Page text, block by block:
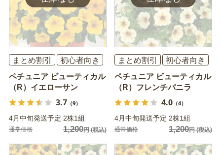
まとめ割引
初心者向き
ペチュニア ビューティカル
（R）イエローサン
3.7（9）
4月中旬発送予定 2株1組
通常価格 1,200円(税込)
まとめ割引
初心者向き
ペチュニア ビューティカル
（R）フレンチバニラ
4.0（4）
4月中旬発送予定 2株1組
通常価格 1,200円(税込)